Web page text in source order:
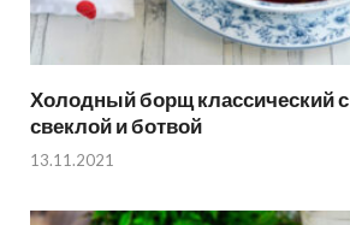
Холодный борщ классический
свеклой и ботвой
13.11.2021